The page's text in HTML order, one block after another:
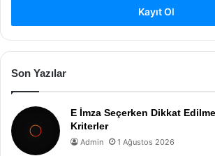
Kayıt Ol
Son Yazılar
E İmza Seçerken Dikkat
Kriterler
Admin 1 Ağustos 2026